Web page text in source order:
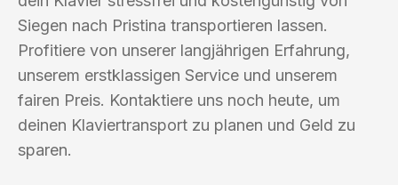
Siegen nach Pristina transportieren lassen.
Profitiere von unserer langjährigen Erfahrung,
unserem erstklassigen Service und unserem
fairen Preis. Kontaktiere uns noch heute, um
deinen Klaviertransport zu planen und Geld zu
sparen.